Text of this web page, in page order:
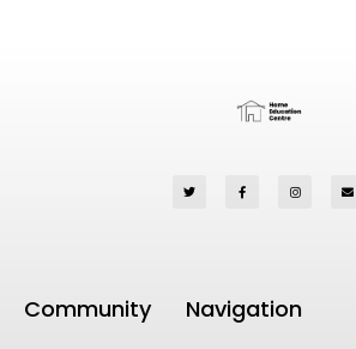
Community Navigation